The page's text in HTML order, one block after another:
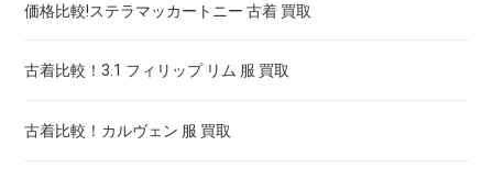
価格比較!ステラマッカートニー 古着 買取
古着比較！3.1 フィリップ リム 服 買取
古着比較！カルヴェン 服 買取